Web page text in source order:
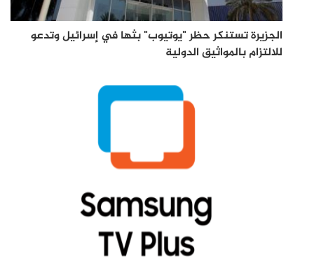
الجزيرة تستنكر حظر "يوتيوب" بثها في إسرائيل وتدعو
للالتزام بالمواثيق الدولية